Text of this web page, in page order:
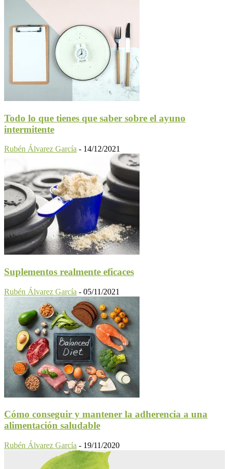
Todo lo que tienes que saber sobre el ayuno
intermitente
Rubén Álvarez García - 14/12/2021
Suplementos realmente eficaces
Rubén Álvarez García - 05/11/2021
Cómo conseguir y mantener la adherencia a una
alimentación saludable
Rubén Álvarez García - 19/11/2020